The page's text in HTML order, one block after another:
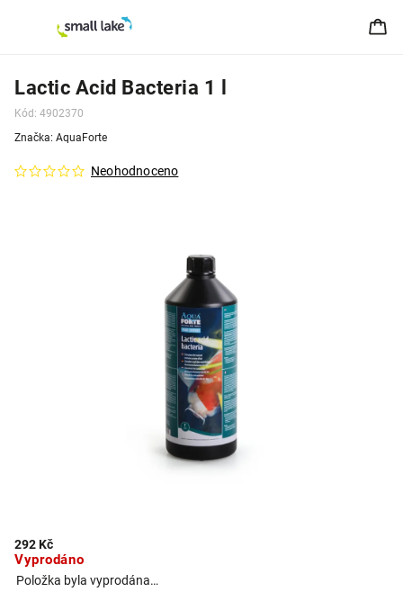
Lactic Acid Bacteria 1 l
Kód: 4902370
Neohodnoceno
Značka: AquaForte
292 Kč
Vyprodáno
Položka byla vyprodána…